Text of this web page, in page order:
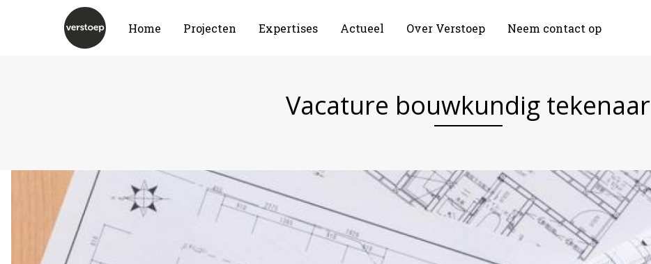
Home Projecten Expertises Actueel Over Verstoep Neem contact op
Vacature bouwkundig tekenaar